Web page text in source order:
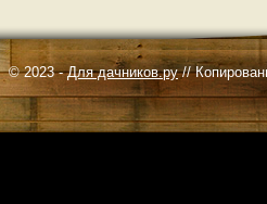
© 2023 -Для дачников.ру//